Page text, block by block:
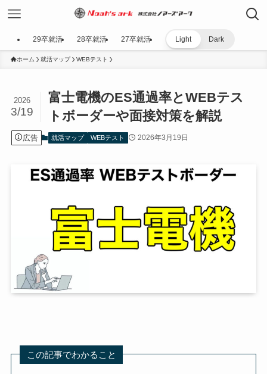
29卒就活 28卒就活 27卒就活 Light Dark
ホーム 就活マップ WEBテスト
富士電機のES通過率とWEBテス
トボーダーや面接対策を解説
2026
3/19
広告 就活マップ WEBテスト 2026年3月19日
この記事でわかること